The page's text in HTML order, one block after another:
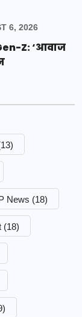
6, 2026
Z: ‘आवाज
News (18)
(18)